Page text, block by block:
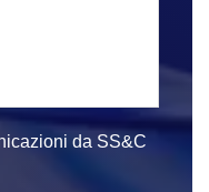
da SS&C